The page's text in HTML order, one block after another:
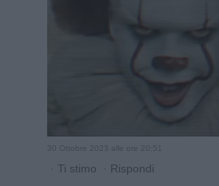
· Ti stimo · Rispondi